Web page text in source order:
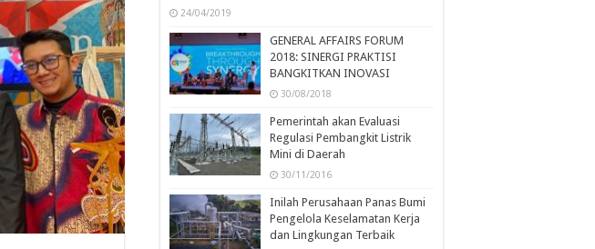
24/04/2019
GENERAL AFFAIRS FORUM
2018: SINERGI PRAKTISI
BANGKITKAN INOVASI
30/08/2018
Pemerintah akan Evaluasi
Regulasi Pembangkit Listrik
Mini di Daerah
30/11/2016
Inilah Perusahaan Panas Bumi
Pengelola Keselamatan Kerja
dan Lingkungan Terbaik